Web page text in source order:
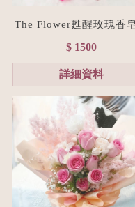
The Flower甦醒玫瑰香
束(贈禮物提袋/全台宅配
浪漫粉
$ 1500
詳細資料